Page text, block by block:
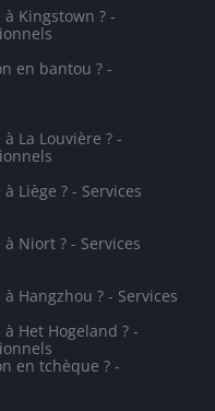
Kingstown ? -
en bantou ? -
La Louvière ? -
Liège ? - Services
Niort ? - Services
Hangzhou ? - Services
Het Hogeland ? -
en tchèque ? -